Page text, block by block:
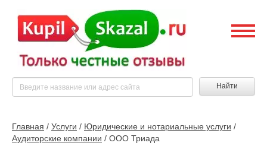
Найти
Главная / Услуги / Юридические и нотариальные услуги /
Аудиторские компании / ООО Триада